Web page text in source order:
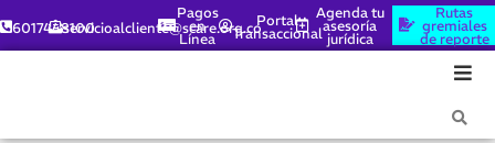
6017448100servicioalcliente@scare.org.co
Pagos
en
Línea
Portal
Transaccional
Agenda tu
asesoría
jurídica
Rutas
gremiales
de reporte